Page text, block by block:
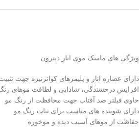
ویژگی های ماسک موی انار دیترون
دارای عصاره انار و پلیمرهای کواترنیزه جهت
افزایش درخشندگی، شادابی و لطافت موهای
حاوی فیلتر ضد آفتاب جهت محافظت از رنگ مو
دارای شوینده های مناسب برای ثبات رنگ مو
حفاظت از موهای آسیب دیده و موخوره